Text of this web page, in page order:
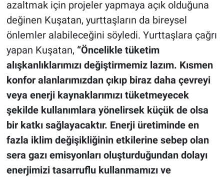
azaltmak için projeler yapmaya açık olduğuna
değinen Kuşatan, yurttaşların da bireysel
önlemler alabileceğini söyledi. Yurttaşlara çağrı
yapan Kuşatan, “Öncelikle tüketim
alışkanlıklarımızı değiştirmemiz lazım. Kısmen
konfor alanlarımızdan çıkıp biraz daha çevreyi
veya enerji kaynaklarımızı tüketmeyecek
şekilde kullanımlara yönelirsek küçük de olsa
bir katkı sağlayacaktır. Enerji üretiminde en
fazla iklim değişikliğinin etkilerine sebep olan
sera gazı emisyonları oluşturduğundan dolayı
enerjimizi tasarruflu kullanmamızı ve